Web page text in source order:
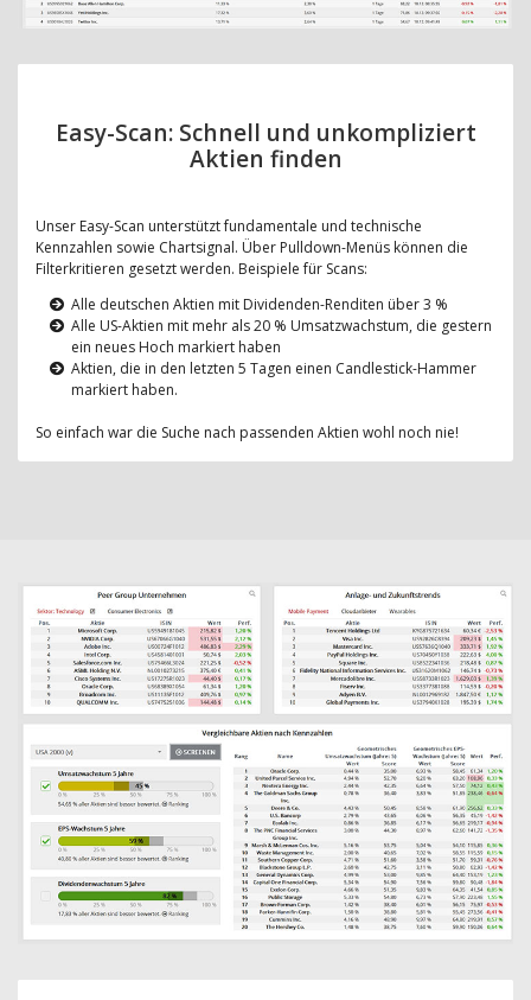
Easy-Scan: Schnell und unkompliziert
Aktien finden
Unser Easy-Scan unterstützt fundamentale und technische
Kennzahlen sowie Chartsignal. Über Pulldown-Menüs können die
Filterkritieren gesetzt werden. Beispiele für Scans:
Alle deutschen Aktien mit Dividenden-Renditen über 3 %
Alle US-Aktien mit mehr als 20 % Umsatzwachstum, die gestern
ein neues Hoch markiert haben
Aktien, die in den letzten 5 Tagen einen Candlestick-Hammer
markiert haben.
So einfach war die Suche nach passenden Aktien wohl noch nie!